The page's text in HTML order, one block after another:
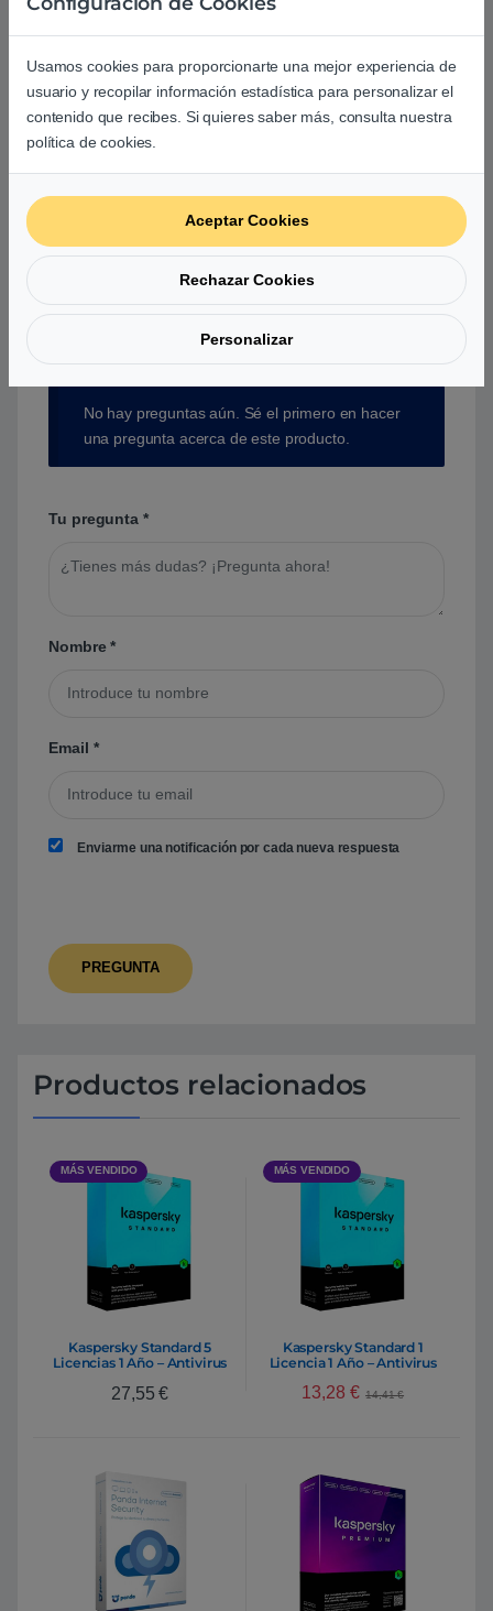
Preguntas y respuestas de los
usuarios sobre este producto
No hay preguntas aún. Sé el primero en hacer
una pregunta acerca de este producto.
Tu pregunta *
Nombre*
Email *
Enviarme una notificación por cada nueva respuesta
Productos relacionados
MÁS VENDIDO
Kaspersky Standard 5
Licencias 1 Año – Antivirus
27,55€
MÁS VENDIDO
Kaspersky Standard 1
Licencia 1 Año – Antivirus
13,28 € 14,41€
Usamos cookies para proporcionarte una mejor experiencia de
usuario y recopilar información estadística para personalizar el
contenido que recibes. Si quieres saber más, consulta nuestra
política de cookies.
Aceptar Cookies
Rechazar Cookies
Personalizar